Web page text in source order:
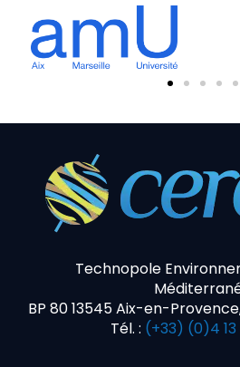
Technopole
BP 80 13545 Aix-en-
Tél. : (+33) (0)4 13